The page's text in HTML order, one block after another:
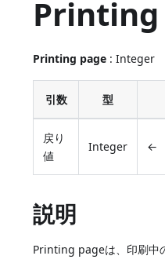
Printing
Printing page : Integer
引数 型
戻り
値
Integer ←
説明
Printing pageは、印刷中